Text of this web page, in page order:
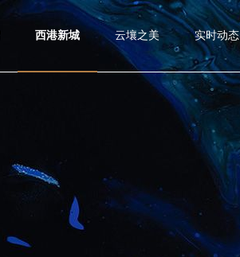
西港新城 云壤之美 实时动态